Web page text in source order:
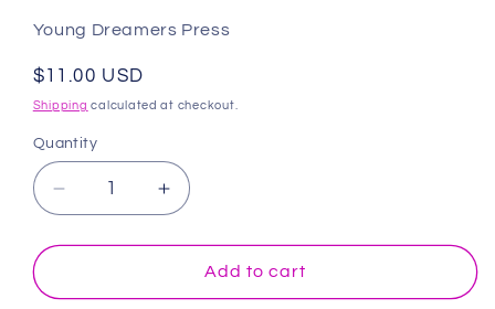
Young Dreamers Press
Regular
price
$11.00 USD
Shipping calculated at checkout.
Quantity
Decrease
quantity
for
kleurboek
Increase
quantity
for
Prinses
kleurboek
Add to cart